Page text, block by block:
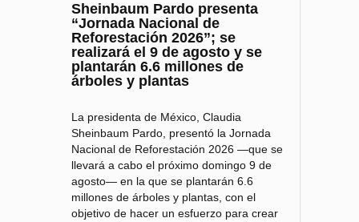
Sheinbaum Pardo presenta
“Jornada Nacional de
Reforestación 2026”; se
realizará el 9 de agosto y se
plantarán 6.6 millones de
árboles y plantas
La presidenta de México, Claudia
Sheinbaum Pardo, presentó la Jornada
Nacional de Reforestación 2026 —que se
llevará a cabo el próximo domingo 9 de
agosto— en la que se plantarán 6.6
millones de árboles y plantas, con el
objetivo de hacer un esfuerzo para crear